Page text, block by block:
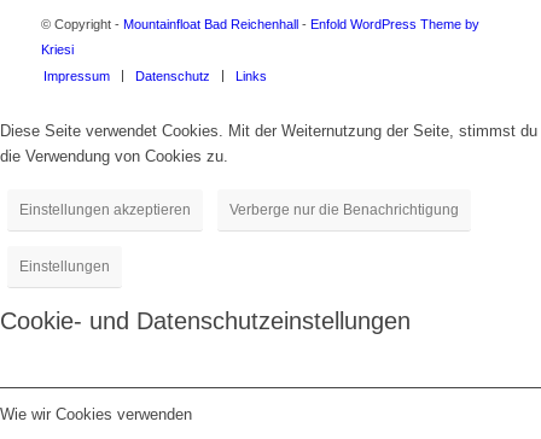
© Copyright - Mountainfloat Bad Reichenhall - Enfold WordPress Theme by
Kriesi
Impressum
Datenschutz Links
Diese Seite verwendet Cookies. Mit der Weiternutzung der Seite, stimmst du
die Verwendung von Cookies zu.
Einstellungen akzeptieren Verberge nur die Benachrichtigung
Einstellungen
Cookie- und Datenschutzeinstellungen
Wie wir Cookies verwenden